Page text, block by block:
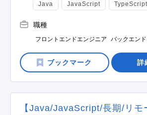
Java JavaScript TypeScript
職種
フロントエンドエンジニア バックエン
詳
【Java/JavaScript/長期/リモ